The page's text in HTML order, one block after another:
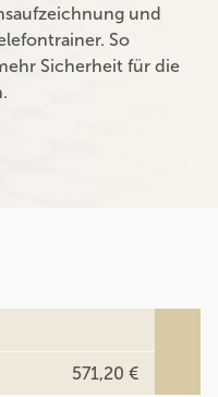
und
So
Sicherheit für die
571,20 €